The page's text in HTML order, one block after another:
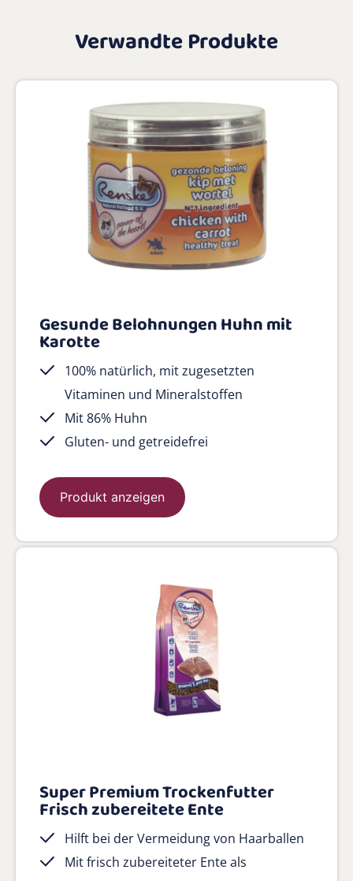
Verwandte Produkte
Gesunde Belohnungen Huhn mit
Karotte
100% natürlich, mit zugesetzten
Vitaminen und Mineralstoffen
Mit 86% Huhn
Gluten- und getreidefrei
Produkt anzeigen
Super Premium Trockenfutter
Frisch zubereitete Ente
Hilft bei der Vermeidung von Haarballen
Mit frisch zubereiteter Ente als